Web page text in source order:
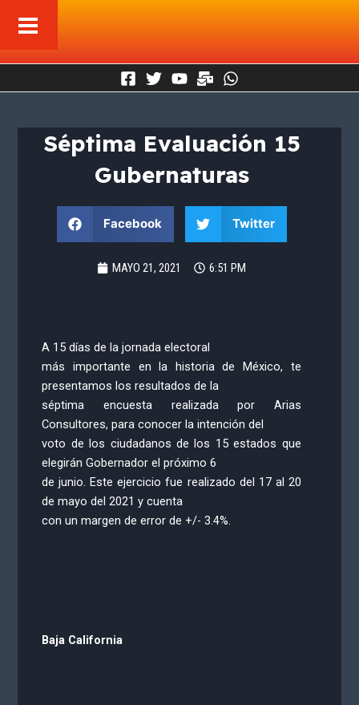
contenido
Séptima Evaluación 15
Gubernaturas
Facebook Twitter
MAYO 21, 2021 6:51 PM
A 15 días de la jornada electoral
más importante en la historia de México, te
presentamos los resultados de la
séptima encuesta realizada por Arias
Consultores, para conocer la intención del
voto de los ciudadanos de los 15 estados que
elegirán Gobernador el próximo 6
de junio. Este ejercicio fue realizado del 17 al 20
de mayo del 2021 y cuenta
con un margen de error de +/- 3.4%.
Baja California